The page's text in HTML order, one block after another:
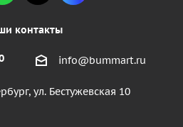
контакты
info@bummart.ru
ул. Бестужевская 10